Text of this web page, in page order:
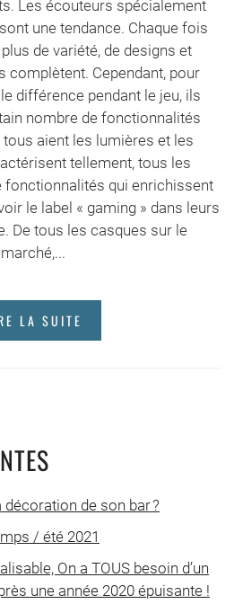
Les écouteurs spécialement
une tendance. Chaque fois
de variété, de designs et
complètent. Cependant, pour
différence pendant le jeu, ils
nombre de fonctionnalités
tous aient les lumières et les
tellement, tous les
fonctionnalités qui enrichissent
le label « gaming » dans leurs
De tous les casques sur le
marché,...
LA SUITE
de son bar ?
/ été 2021
On a TOUS besoin d’un
une année 2020 épuisante !